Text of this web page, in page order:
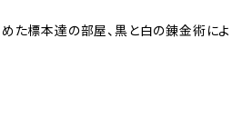
た標本達の部屋、黒と白の錬金術によ